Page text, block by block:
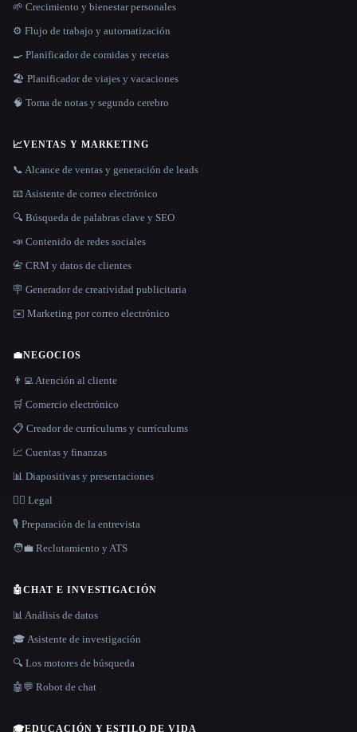
🌱 Crecimiento y bienestar personales
⚙️ Flujo de trabajo y automatización
🍳 Planificador de comidas y recetas
🏖 Planificador de viajes y vacaciones
🧠 Toma de notas y segundo cerebro
📈VENTAS Y MARKETING
📞 Alcance de ventas y generación de leads
📧 Asistente de correo electrónico
🔍 Búsqueda de palabras clave y SEO
📣 Contenido de redes sociales
📇 CRM y datos de clientes
🪧 Generador de creatividad publicitaria
✉️ Marketing por correo electrónico
💼NEGOCIOS
👨‍💻 Atención al cliente
🛒 Comercio electrónico
📋 Creador de currículums y currículums
📈 Cuentas y finanzas
📊 Diapositivas y presentaciones
👩‍⚖️ Legal
🎙️ Preparación de la entrevista
🧑‍💼 Reclutamiento y ATS
🤖CHAT E INVESTIGACIÓN
📊 Análisis de datos
🎓 Asistente de investigación
🔍 Los motores de búsqueda
🤖💬 Robot de chat
🎓EDUCACIÓN Y ESTILO DE VIDA